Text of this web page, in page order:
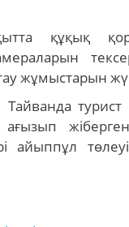
құқық
жұмыстарын
Тайванда
ағызып
айыппұл